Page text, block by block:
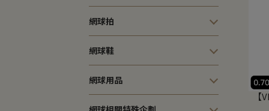
網球拍
網球鞋
網球用品